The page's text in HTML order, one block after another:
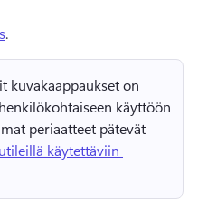
.
kuvakaappaukset on
käyttöön
käytettäviin